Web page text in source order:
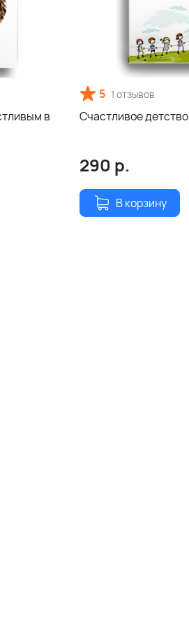
в
5 1 отзывов
Счастливое детство
290 р.
В корзину